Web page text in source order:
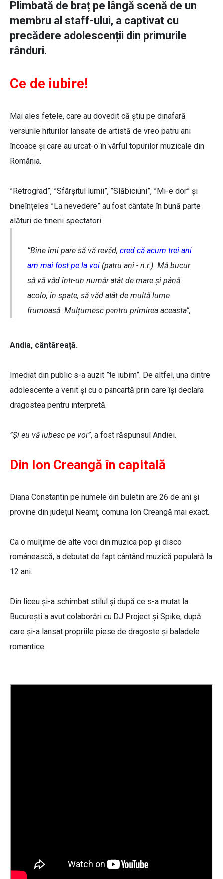
Plimbată de braț pe lângă scenă de un
membru al staff-ului, a captivat cu
precădere adolescenții din primurile
rânduri.
Ce de iubire!
Mai ales fetele, care au dovedit că știu pe dinafară
versurile hiturilor lansate de artistă de vreo patru ani
încoace și care au urcat-o în vârful topurilor muzicale din
România.
”Retrograd”, ”Sfârșitul lumii”, ”Slăbiciuni”, ”Mi-e dor” și
bineînțeles ”La nevedere” au fost cântate în bună parte
alături de tinerii spectatori.
”Bine îmi pare să vă revăd, cred că acum trei ani
am mai fost pe la voi (patru ani - n.r.). Mă bucur
să vă văd într-un număr atât de mare și până
acolo, în spate, să văd atât de multă lume
frumoasă. Mulțumesc pentru primirea aceasta”,
Andia, cântăreață.
Imediat din public s-a auzit ”te iubim”. De altfel, una dintre
adolescente a venit și cu o pancartă prin care își declara
dragostea pentru interpretă.
”Și eu vă iubesc pe voi”, a fost răspunsul Andiei.
Din Ion Creangă în capitală
Diana Constantin pe numele din buletin are 26 de ani și
provine din județul Neamț, comuna Ion Creangă mai exact.
Ca o mulțime de alte voci din muzica pop și disco
românească, a debutat de fapt cântând muzică populară la
12 ani.
Din liceu și-a schimbat stilul și după ce s-a mutat la
București a avut colaborări cu DJ Project și Spike, după
care și-a lansat propriile piese de dragoste și baladele
romantice.